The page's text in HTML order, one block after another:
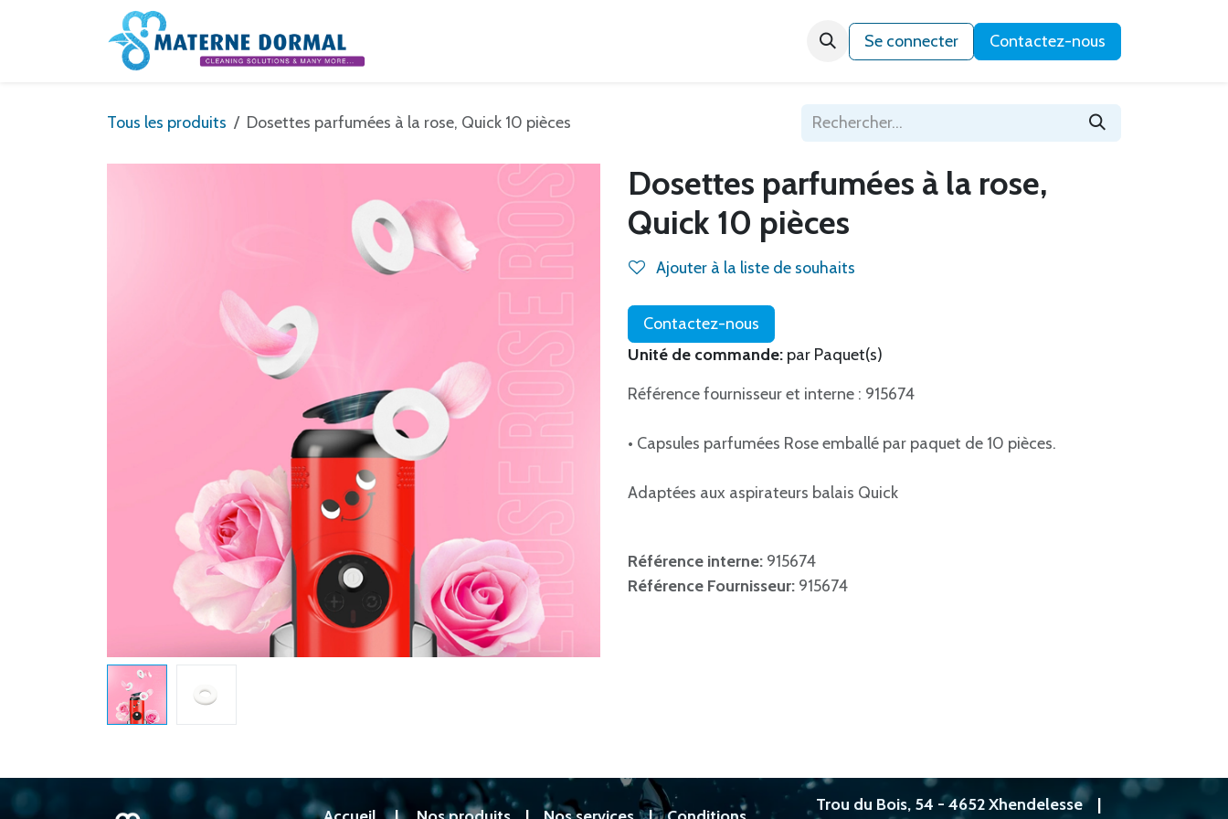
Se rendre au contenu
Qui sommes-nous ?
Se connecter Contactez-nous
Tous les produits Dosettes parfumées à la rose, Quick 10 pièces
Dosettes parfumées à la rose,
Quick 10 pièces
Ajouter à la liste de souhaits
Contactez-nous
Unité de commande: par Paquet(s)
Référence fournisseur et interne : 915674
• Capsules parfumées Rose emballé par paquet de 10 pièces.
Adaptées aux aspirateurs balais Quick
Référence interne: 915674
Référence Fournisseur: 915674
Trou du Bois, 54 - 4652 Xhendelesse|